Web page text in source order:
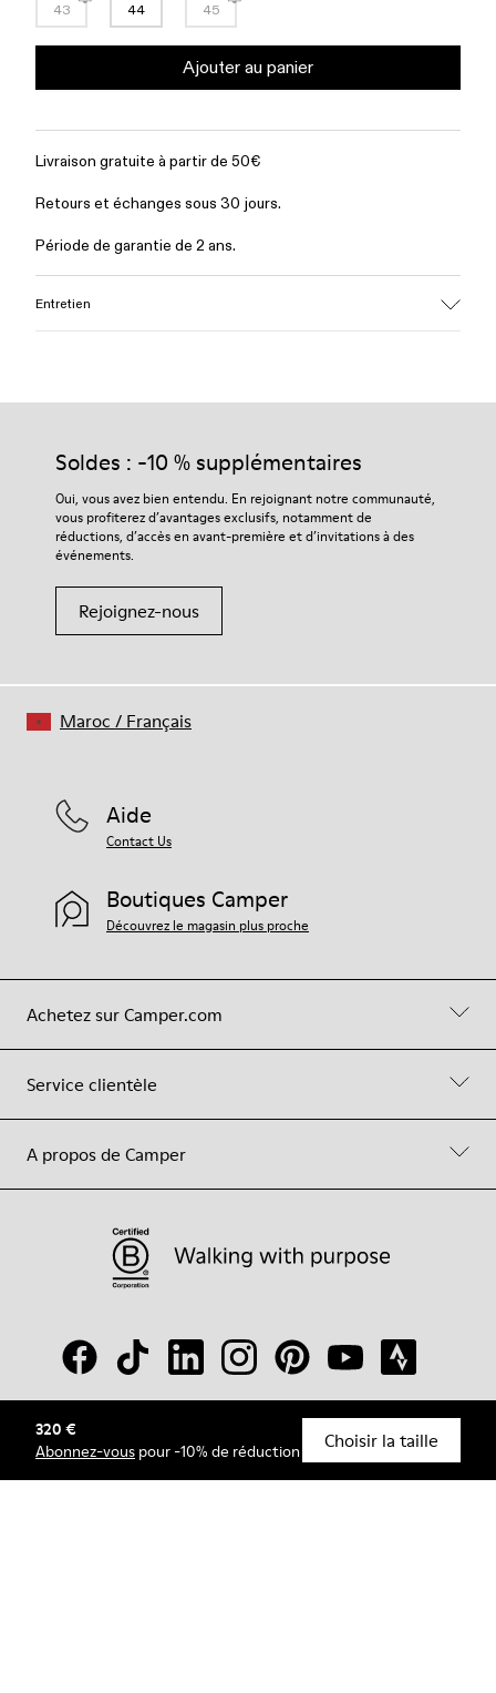
43 44 45
Ajouter au panier
320 €
Abonnez-vous pour -10% de réduction Choisir la taille
Livraison gratuite à partir de 50€
Retours et échanges sous 30 jours.
Période de garantie de 2 ans.
Entretien
Soldes : -10 % supplémentaires
Oui, vous avez bien entendu. En rejoignant notre communauté,
vous profiterez d’avantages exclusifs, notamment de
réductions, d’accès en avant-première et d’invitations à des
événements.
Rejoignez-nous
Achetez sur Camper.com
Service clientèle
A propos de Camper
Aide
Contact Us
Boutiques Camper
Découvrez le magasin plus proche
© Camper, 2026
Maroc / Français